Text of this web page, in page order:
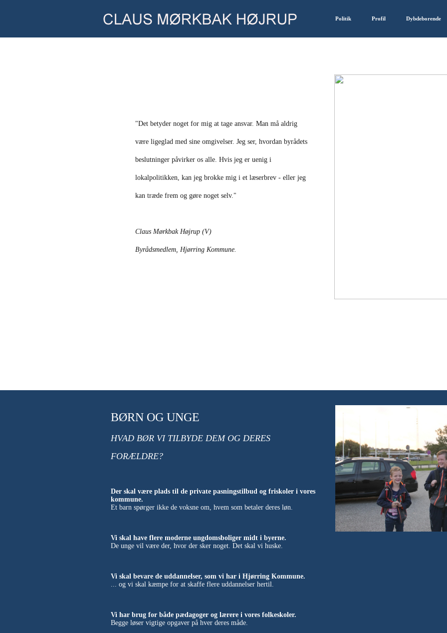
Politik Profil Dybdeborende
"Det betyder noget for mig at tage ansvar. Man må aldrig
være ligeglad med sine omgivelser. Jeg ser, hvordan byrådets
beslutninger påvirker os alle. Hvis jeg er uenig i
lokalpolitikken, kan jeg brokke mig i et læserbrev - eller jeg
kan træde frem og gøre noget selv."
Claus Mørkbak Højrup (V)
Byrådsmedlem, Hjørring Kommune.
BØRN OG UNGE
HVAD BØR VI TILBYDE DEM OG DERES
FORÆLDRE?
Der skal være plads til de private pasningstilbud og friskoler i vores
kommune.
Et barn spørger ikke de voksne om, hvem som betaler deres løn.
Vi skal have flere moderne ungdomsboliger midt i byerne.
De unge vil være der, hvor der sker noget. Det skal vi huske.
Vi skal bevare de uddannelser, som vi har i Hjørring Kommune.
... og vi skal kæmpe for at skaffe flere uddannelser hertil.
Vi har brug for både pædagoger og lærere i vores folkeskoler.
Begge løser vigtige opgaver på hver deres måde.